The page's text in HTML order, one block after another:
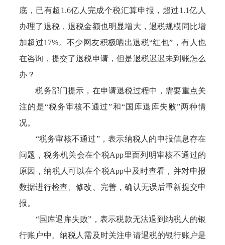
底，已有超1.6亿人完成个税汇算申报，超过1.1亿人
办理了退税，退税金额也明显增大，退税规模同比增
加超过17%。不少网友积极晒出退税“红包”，有人也
在咨询，提交了退税申请，但是退税迟迟未到账怎么
办？
税务部门提示，在申请退税过程中，需要重点关
注的是“税务审核不通过”和“国库退库失败”两种情
况。
“税务审核不通过”，表示纳税人的申报信息存在
问题，税务机关会在个税App里面列明审核不通过的
原因，纳税人可以在个税App中及时查看，并对申报
数据进行检查、修改、完善，确认无误后重新提交申
报。
“国库退库失败”，表示税款无法退到纳税人的银
行账户中。纳税人需及时关注申请退税的银行账户是